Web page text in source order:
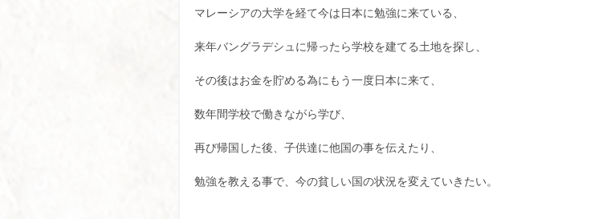
マレーシアの大学を経て今は日本に勉強に来ている、
来年バングラデシュに帰ったら学校を建てる土地を探し、
その後はお金を貯める為にもう一度日本に来て、
数年間学校で働きながら学び、
再び帰国した後、子供達に他国の事を伝えたり、
勉強を教える事で、今の貧しい国の状況を変えていきたい。